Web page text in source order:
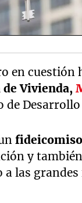
en cuestión
Vivienda,
Desarrollo
y
a las